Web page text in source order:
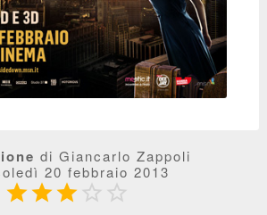
di Giancarlo Zappoli
20 febbraio 2013
  